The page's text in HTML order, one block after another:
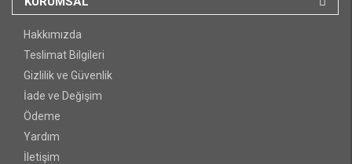
Hakkımızda
Teslimat Bilgileri
Gizlilik ve Güvenlik
İade ve Değişim
Ödeme
Yardım
İletişim